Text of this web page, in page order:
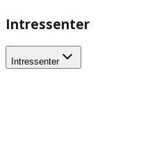
Intressenter
Intressenter